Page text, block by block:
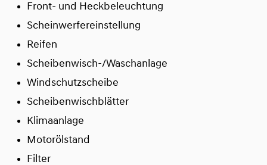
Front- und Heckbeleuchtung
Scheinwerfereinstellung
Reifen
Scheibenwisch-/Waschanlage
Windschutzscheibe
Scheibenwischblätter
Klimaanlage
Motorölstand
Filter